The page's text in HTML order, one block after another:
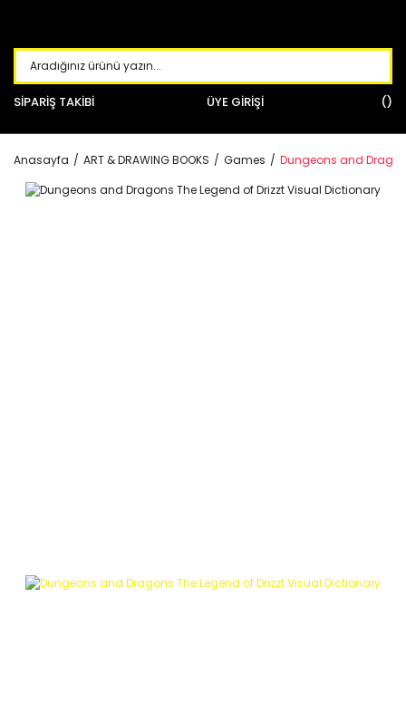
SİPARİŞ TAKİBİ ÜYE GİRİŞİ
Anasayfa ART & DRAWING BOOKS Games Dungeons and